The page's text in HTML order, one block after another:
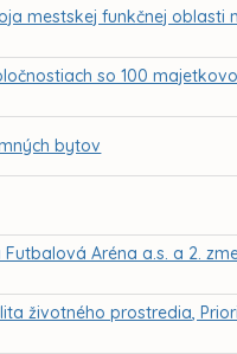
mestskej funkčnej oblasti
so 100
bytov
Aréna a.s. a 2.
životného prostredia,